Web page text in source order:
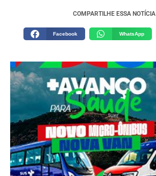
COMPARTILHE ESSA NOTÍCIA
Facebook WhatsApp